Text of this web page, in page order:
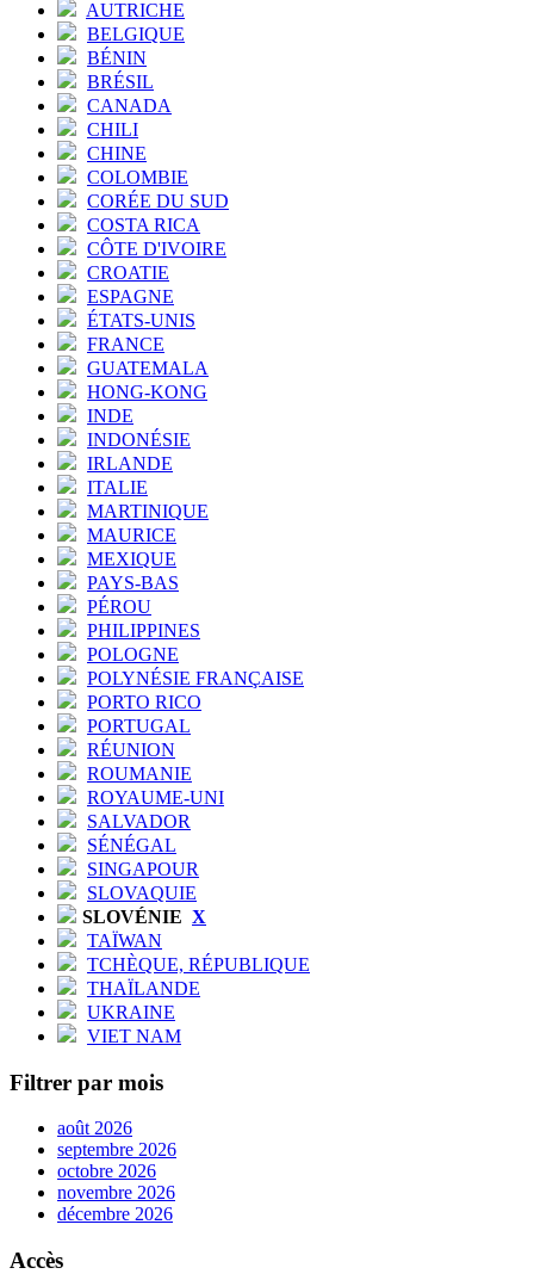
AUTRICHE
BELGIQUE
BÉNIN
BRÉSIL
CANADA
CHILI
CHINE
COLOMBIE
CORÉE DU SUD
COSTA RICA
CÔTE D'IVOIRE
CROATIE
ESPAGNE
ÉTATS-UNIS
FRANCE
GUATEMALA
HONG-KONG
INDE
INDONÉSIE
IRLANDE
ITALIE
MARTINIQUE
MAURICE
MEXIQUE
PAYS-BAS
PÉROU
PHILIPPINES
POLOGNE
POLYNÉSIE FRANÇAISE
PORTO RICO
PORTUGAL
RÉUNION
ROUMANIE
ROYAUME-UNI
SALVADOR
SÉNÉGAL
SINGAPOUR
SLOVAQUIE
SLOVÉNIE X
TAÏWAN
TCHÈQUE, RÉPUBLIQUE
THAÏLANDE
UKRAINE
VIET NAM
Filtrer par mois
août 2026
septembre 2026
octobre 2026
novembre 2026
décembre 2026
Accès